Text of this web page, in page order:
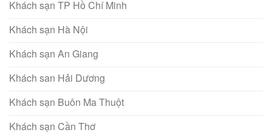
Khách sạn TP Hồ Chí Minh
Khách sạn Hà Nội
Khách sạn An Giang
Khách san Hải Dương
Khách sạn Buôn Ma Thuột
Khách sạn Cần Thơ